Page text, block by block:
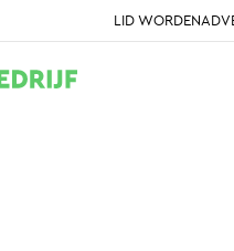
LID WORDEN